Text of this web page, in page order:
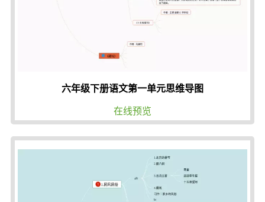
六年级下册语文第一单元思维导图
在线预览